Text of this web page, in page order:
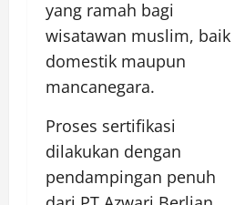
yang ramah bagi
wisatawan muslim, baik
domestik maupun
mancanegara.
Proses sertifikasi
dilakukan dengan
pendampingan penuh